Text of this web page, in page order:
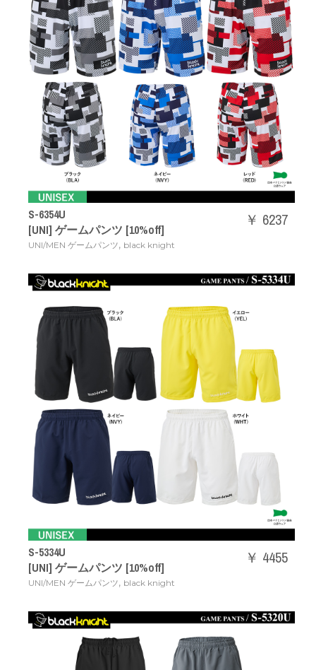
S-6354U
[UNI] ゲームパンツ [10%off]
UNI/MEN ゲームパンツ, black knight
￥ 6237
S-5334U
[UNI] ゲームパンツ [10%off]
UNI/MEN ゲームパンツ, black knight
￥ 4455